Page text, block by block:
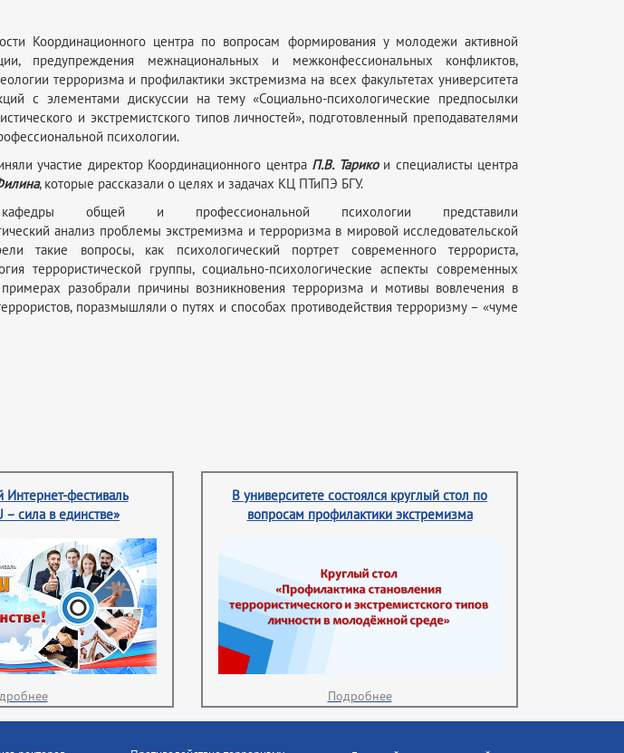
Координационного центра по вопросам формирования у молодежи активной
предупреждения межнациональных и межконфессиональных конфликтов,
терроризма и профилактики экстремизма на всех факультетах университета
с элементами дискуссии на тему «Социально-психологические предпосылки
и экстремистского типов личностей», подготовленный преподавателями
психологии.
участие директор Координационного центра П.В. Тарикои специалисты центра
, которые рассказали о целях и задачах КЦ ПТиПЭ БГУ.
кафедры общей и профессиональной психологии представили
анализ проблемы экстремизма и терроризма в мировой исследовательской
такие вопросы, как психологический портрет современного террориста,
террористической группы, социально-психологические аспекты современных
разобрали причины возникновения терроризма и мотивы вовлечения в
поразмышляли о путях и способах противодействия терроризму – «чуме
фестиваль
– сила в единстве»
В университете состоялся круглый стол по
вопросам профилактики экстремизма
Подробнее